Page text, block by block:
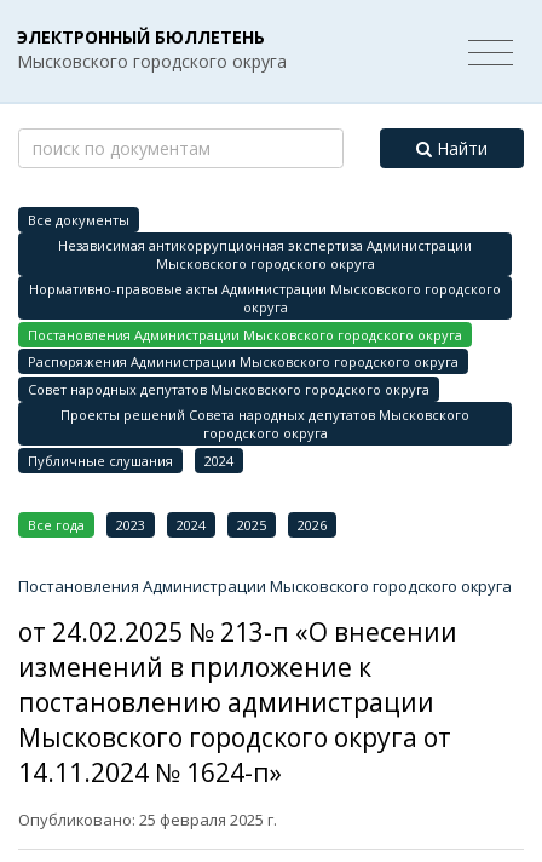
ЭЛЕКТРОННЫЙ БЮЛЛЕТЕНЬ
Мысковского городского округа
Найти
Все документы
Независимая антикоррупционная экспертиза Администрации
Мысковского городского округа
Нормативно-правовые акты Администрации Мысковского городского
округа
Постановления Администрации Мысковского городского округа
Распоряжения Администрации Мысковского городского округа
Совет народных депутатов Мысковского городского округа
Проекты решений Совета народных депутатов Мысковского
городского округа
Публичные слушания
2024
Все года 2023 2024 2025 2026
Постановления Администрации Мысковского городского округа
от 24.02.2025 № 213-п «О внесении
изменений в приложение к
постановлению администрации
Мысковского городского округа от
14.11.2024 № 1624-п»
Опубликовано: 25 февраля 2025 г.